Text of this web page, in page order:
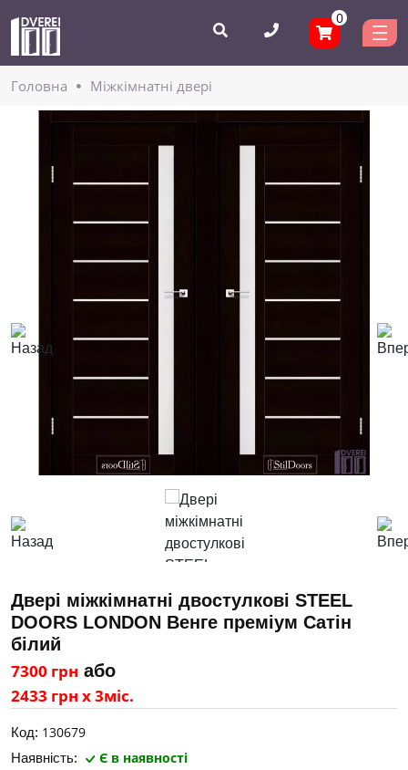
0
Головнa Міжкімнатні двері
Двері міжкімнатні двостулкові STEЕL
DOORS LONDON Венге преміум Сатін
білий
7300 грн або
2433 грн х 3міс.
Код: 130679
Наявність: Є в наявності